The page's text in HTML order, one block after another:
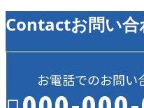
Contactお問い
お電話でのお問い